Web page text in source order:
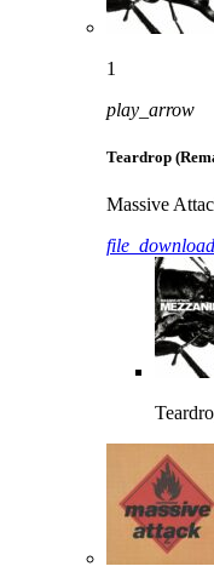
1
play_arrow
Teardrop
Massive
file_download